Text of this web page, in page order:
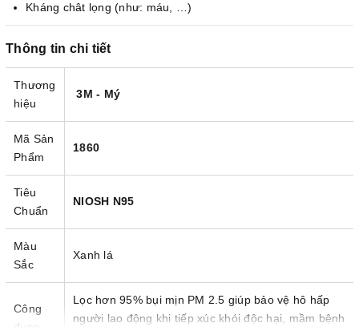
Kháng chât lọng (như: máu, …)
Thông tin chi tiết
Thương
hiệu
3M - Mý
Mã Sản
Phẩm
1860
Tiêu
Chuẩn
NIOSH N95
Màu
Sắc
Xanh lá
Công
dụng
Lọc hơn 95% bụi mịn PM 2.5 giúp bảo vệ hô hấp
người lao động khi tiếp xúc khói độc hại, mầm bệnh